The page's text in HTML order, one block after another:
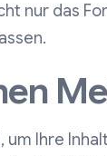
nur das
um Ihre